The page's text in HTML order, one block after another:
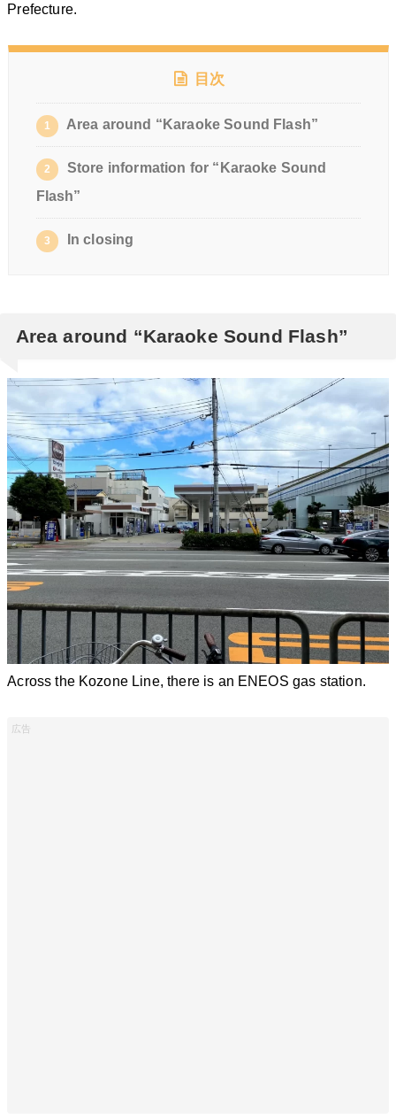
Prefecture.
目次
1 Area around “Karaoke Sound Flash”
2
Store information for “Karaoke Sound
Flash”
3 In closing
Area around “Karaoke Sound Flash”
Across the Kozone Line, there is an ENEOS gas station.